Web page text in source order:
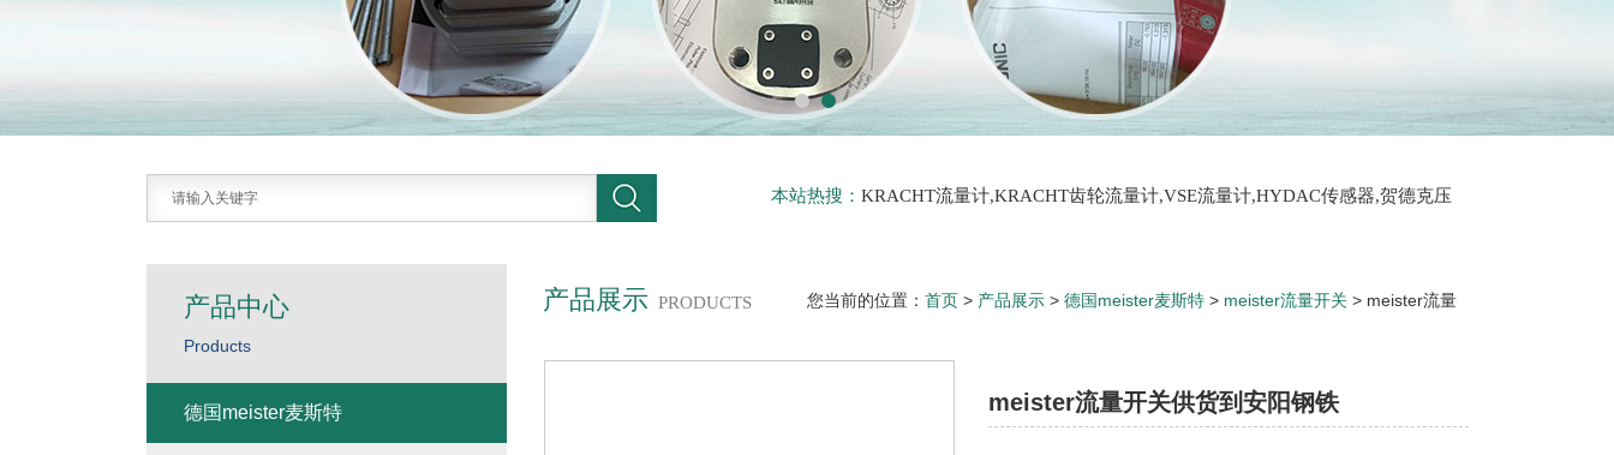
本站热搜： KRACHT流量计,KRACHT齿轮流量计,VSE流量计,HYDAC传感器,贺德克压
产品展示 PRODUCTS 您当前的位置： 首页 > 产品展示 > 德国meister麦斯特 > meister流量开关 > meister流量
meister流量开关供货到安阳钢铁
产品中心
Products
德国meister麦斯特